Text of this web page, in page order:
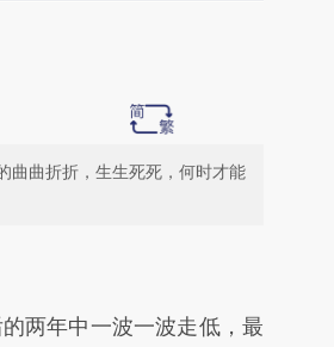
曲曲折折，生生死死，何时才能
场。推荐点击链接阅读原
两年中一波一波走低，最